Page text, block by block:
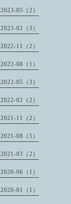
2023-05（2）
2023-02（3）
2022-11（2）
2022-08（1）
2022-05（3）
2022-02（2）
2021-11（2）
2021-08（5）
2021-03（2）
2020-06（1）
2020-01（1）